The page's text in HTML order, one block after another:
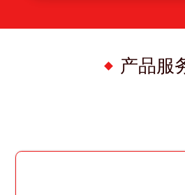
产品服